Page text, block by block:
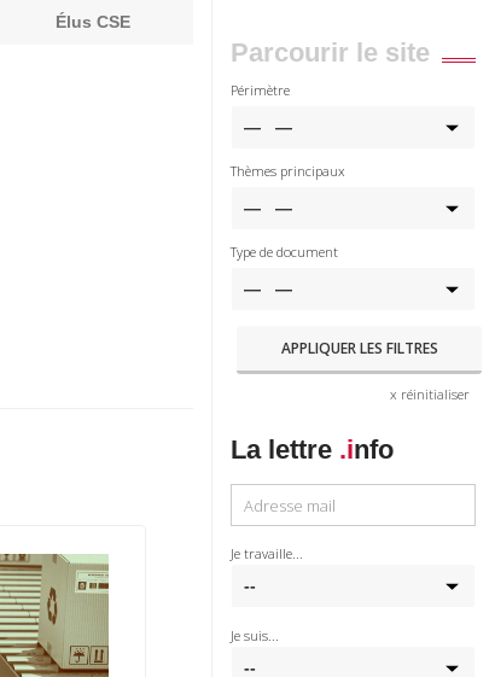
Élus CSE
Parcourir le site
Périmètre
Thèmes principaux
Type de document
x réinitialiser
La lettre .info
Je travaille...
Je suis...